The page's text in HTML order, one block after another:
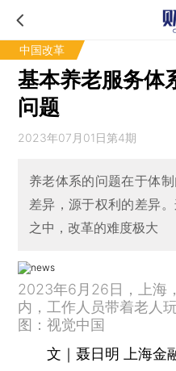
中国改革
基本养老服务体
问题
2023年07月01日第4期
养老体系的问题在于体
差异，源于权利的差异
之中，改革的难度极大
2023年6月26日，上海
内，工作人员带着老人
图：视觉中国
文｜聂日明 上海金